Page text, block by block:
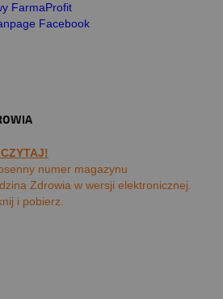
FarmaProfit
Facebook
numer magazynu
Zdrowia w wersji elektronicznej.
i pobierz.